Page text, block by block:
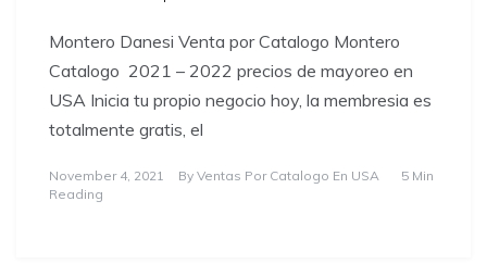
Montero Danesi Venta por Catalogo Montero
Catalogo 2021 – 2022 precios de mayoreo en
USA Inicia tu propio negocio hoy, la membresia es
totalmente gratis, el
November 4, 2021 By Ventas Por Catalogo En USA
5 Min
Reading